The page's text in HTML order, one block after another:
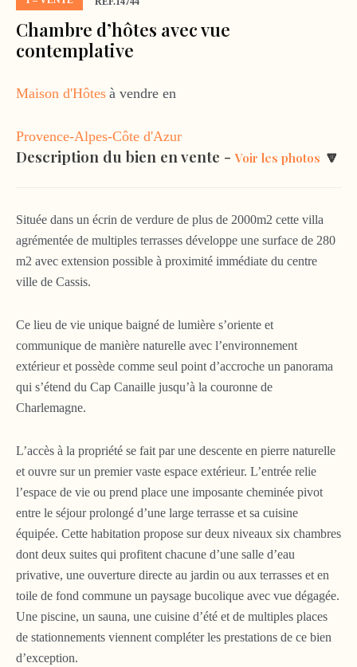
Chambre d’hôtes avec vue
contemplative
Maison d'Hôtes à vendre en
Provence-Alpes-Côte d'Azur
Description du bien en vente -Voir les photos 🔽
Située dans un écrin de verdure de plus de 2000m2 cette villa
agrémentée de multiples terrasses développe une surface de 280
m2 avec extension possible à proximité immédiate du centre
ville de Cassis.
Ce lieu de vie unique baigné de lumière s’oriente et
communique de manière naturelle avec l’environnement
extérieur et possède comme seul point d’accroche un panorama
qui s’étend du Cap Canaille jusqu’à la couronne de
Charlemagne.
L’accès à la propriété se fait par une descente en pierre naturelle
et ouvre sur un premier vaste espace extérieur. L’entrée relie
l’espace de vie ou prend place une imposante cheminée pivot
entre le séjour prolongé d’une large terrasse et sa cuisine
équipée. Cette habitation propose sur deux niveaux six chambres
dont deux suites qui profitent chacune d’une salle d’eau
privative, une ouverture directe au jardin ou aux terrasses et en
toile de fond commune un paysage bucolique avec vue dégagée.
Une piscine, un sauna, une cuisine d’été et de multiples places
de stationnements viennent compléter les prestations de ce bien
d’exception.